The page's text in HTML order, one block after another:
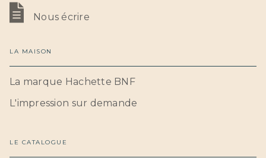
Nous écrire
LA MAISON
La marque Hachette BNF
L'impression sur demande
LE CATALOGUE